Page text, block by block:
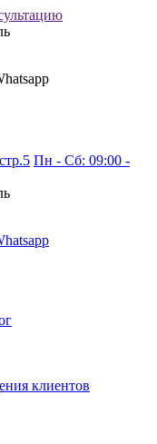
Пн - Сб: 09:00 -
клиентов